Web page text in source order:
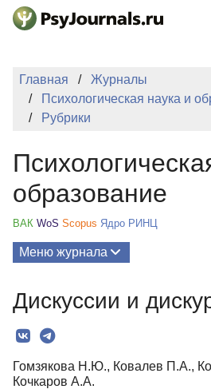
Перейти к основному содержанию
НОВОСТИ
ИЗДАНИЯ
АВТОРЫ
КЛЮЧЕВЫЕ
Главная
Журналы
Психологическая наука и
Рубрики
образование
ВАК WoS Scopus Ядро РИНЦ
Меню журнала
О Журнале
Миссия
Редколлегия
Дискуссии и
Гомзякова Н.Ю., Ковалев П.А.,
Кочкаров А.А.